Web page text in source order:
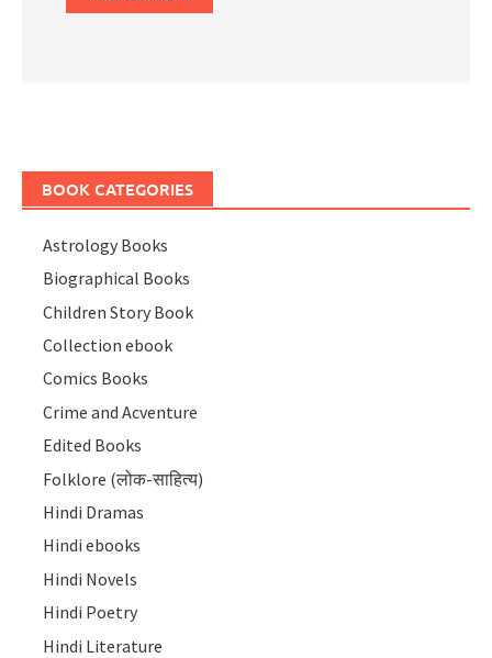
BOOK CATEGORIES
Astrology Books
Biographical Books
Children Story Book
Collection ebook
Comics Books
Crime and Acventure
Edited Books
Folklore (लोक-साहित्य)
Hindi Dramas
Hindi ebooks
Hindi Novels
Hindi Poetry
Hindi Literature